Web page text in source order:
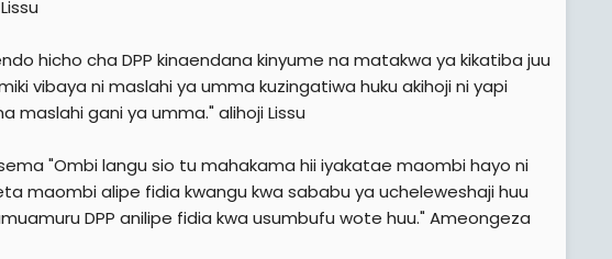
hicho cha DPP kinaendana kinyume na matakwa ya kikatiba juu
vibaya ni maslahi ya umma kuzingatiwa huku akihoji ni yapi
maslahi gani ya umma." alihoji Lissu
"Ombi langu sio tu mahakama hii iyakatae maombi hayo ni
maombi alipe fidia kwangu kwa sababu ya ucheleweshaji huu
DPP anilipe fidia kwa usumbufu wote huu." Ameongeza